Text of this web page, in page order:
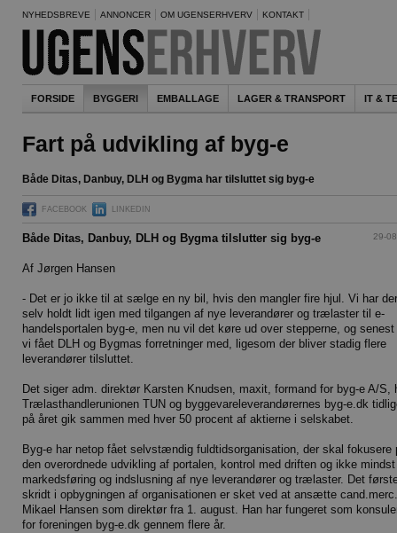
NYHEDSBREVE ANNONCER OM UGENSERHVERV KONTAKT
FORSIDE BYGGERI EMBALLAGE LAGER & TRANSPORT IT &
Fart på udvikling af byg-e
Både Ditas, Danbuy, DLH og Bygma har tilsluttet sig byg-e
FACEBOOK LINKEDIN
29-
Både Ditas, Danbuy, DLH og Bygma tilslutter sig byg-e
Af Jørgen Hansen
- Det er jo ikke til at sælge en ny bil, hvis den mangler fire hjul. Vi har
selv holdt lidt igen med tilgangen af nye leverandører og trælaster til e-
handelsportalen byg-e, men nu vil det køre ud over stepperne, og senest
vi fået DLH og Bygmas forretninger med, ligesom der bliver stadig flere
leverandører tilsluttet.
Det siger adm. direktør Karsten Knudsen, maxit, formand for byg-e A/S,
Trælasthandlerunionen TUN og byggevareleverandørernes byg-e.dk
på året gik sammen med hver 50 procent af aktierne i selskabet.
Byg-e har netop fået selvstændig fuldtidsorganisation, der skal fokusere
den overordnede udvikling af portalen, kontrol med driften og ikke mindst
markedsføring og indslusning af nye leverandører og trælaster. Det
skridt i opbygningen af organisationen er sket ved at ansætte cand.merc.
Mikael Hansen som direktør fra 1. august. Han har fungeret som
for foreningen byg-e.dk gennem flere år.